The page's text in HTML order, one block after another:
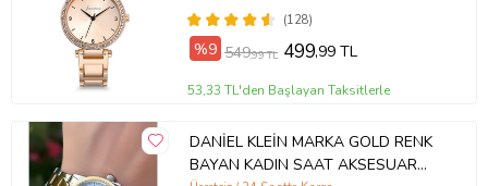
(128)
%9 549,99 TL 499,99 TL
53,33 TL'den Başlayan Taksitlerle
DANİEL KLEİN MARKA GOLD RENK
BAYAN KADIN SAAT AKSESUAR